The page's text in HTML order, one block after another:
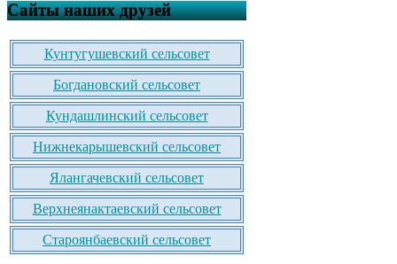
Сайты наших друзей
Кунтугушевский сельсовет
Богдановский сельсовет
Кундашлинский сельсовет
Нижнекарышевский сельсовет
Ялангачевский сельсовет
Верхнеянактаевский сельсовет
Староянбаевский сельсовет